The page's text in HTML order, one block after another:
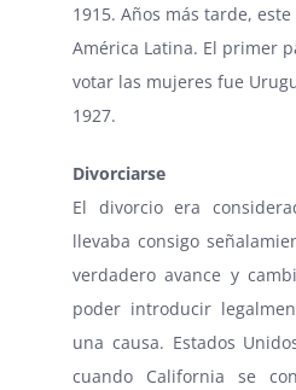
1915. Años más tarde,
América Latina. El primer
votar las mujeres fue
1927.
Divorciarse
El divorcio era
llevaba consigo
verdadero avance y
poder introducir
una causa. Estados
cuando California se